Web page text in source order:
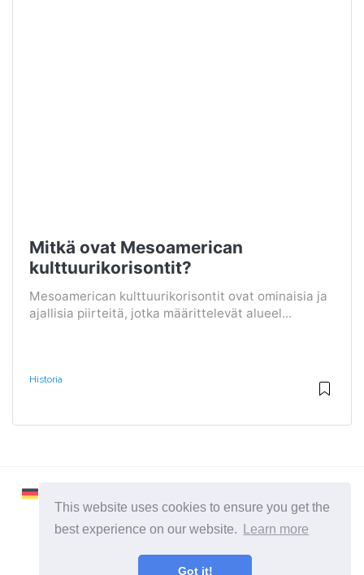
This website uses cookies to ensure you get the
best experience on our website.
Learn more
Got it!
Mitkä ovat Mesoamerican
kulttuurikorisontit?
Mesoamerican kulttuurikorisontit ovat ominaisia ​​ja
ajallisia piirteitä, jotka määrittelevät alueel...
Historia
2026 ©Learnaboutworld